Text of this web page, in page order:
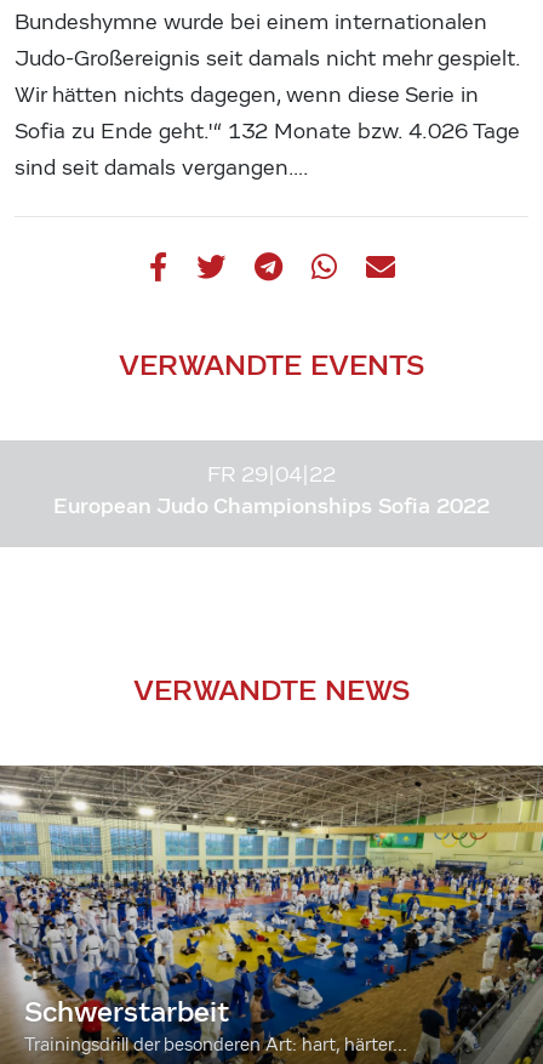
Bundeshymne wurde bei einem internationalen
Judo-Großereignis seit damals nicht mehr gespielt.
Wir hätten nichts dagegen, wenn diese Serie in
Sofia zu Ende geht.'“ 132 Monate bzw. 4.026 Tage
sind seit damals vergangen….
VERWANDTE EVENTS
FR 29|04|22
European Judo Championships Sofia 2022
VERWANDTE NEWS
Schwerstarbeit
Trainingsdrill der besonderen Art: hart, härter...